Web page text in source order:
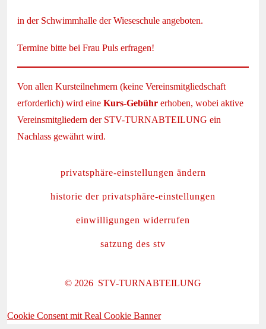
in der Schwimmhalle der Wieseschule angeboten.
Termine bitte bei Frau Puls erfragen!
Von allen Kursteilnehmern (keine Vereinsmitgliedschaft
erforderlich) wird eine Kurs-Gebührerhoben, wobei aktive
Vereinsmitgliedern der STV-TURNABTEILUNG ein
Nachlass gewährt wird.
privatsphäre-einstellungen ändern
historie der privatsphäre-einstellungen
einwilligungen widerrufen
satzung des stv
© 2026 STV-TURNABTEILUNG
Cookie Consent mit Real Cookie Banner